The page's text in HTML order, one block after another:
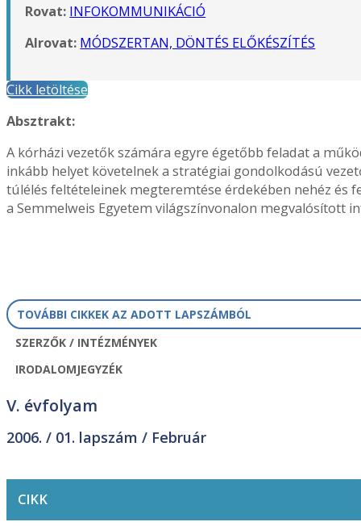
Rovat: INFOKOMMUNIKÁCIÓ
Alrovat: MÓDSZERTAN, DÖNTÉS ELŐKÉSZÍTÉS
Cikk letöltése
Absztrakt:
A kórházi vezetők számára egyre égetőbb feladat a
inkább helyet követelnek a stratégiai gondolkodású
túlélés feltételeinek megteremtése érdekében nehéz és
a Semmelweis Egyetem világszínvonalon megvalósított
TOVÁBBI CIKKEK AZ ADOTT LAPSZÁMBÓL
SZERZŐK / INTÉZMÉNYEK
IRODALOMJEGYZÉK
V. évfolyam
2006. / 01. lapszám / Február
CIKK